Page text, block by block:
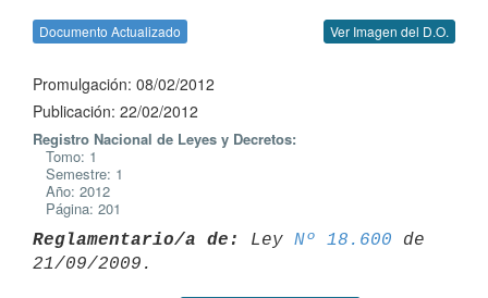
Documento Actualizado Ver Imagen del D.O.
Promulgación: 08/02/2012
Publicación: 22/02/2012
Registro Nacional de Leyes y Decretos:
Tomo: 1
Semestre: 1
Año: 2012
Página: 201
Reglamentario/a de: Ley Nº 18.600 de